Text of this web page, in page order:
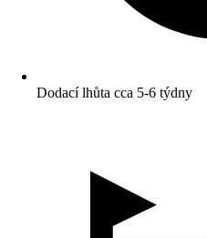
Dodací lhůta cca 5-6 týdny